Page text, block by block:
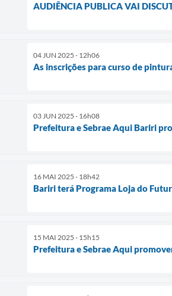
AUDIÊNCIA PUBLICA VAI
04 JUN 2025 - 12h06
As inscrições para curso de
03 JUN 2025 - 16h08
Prefeitura e Sebrae Aqui Bariri
16 MAI 2025 - 18h42
Bariri terá Programa Loja do
15 MAI 2025 - 15h15
Prefeitura e Sebrae Aqui